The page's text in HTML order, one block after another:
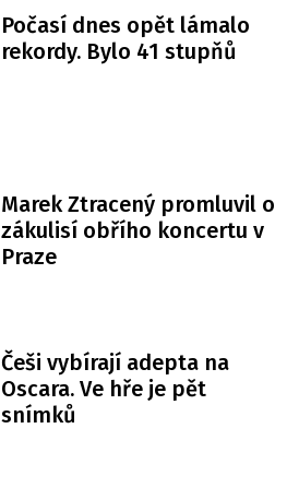
Počasí dnes opět lámalo
rekordy. Bylo 41 stupňů
Marek Ztracený promluvil o
zákulisí obřího koncertu v
Praze
Češi vybírají adepta na
Oscara. Ve hře je pět
snímků